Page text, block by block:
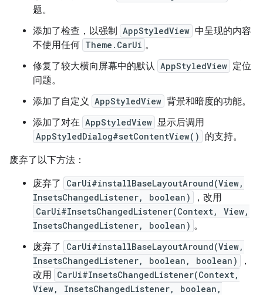
题。
添加了检查，以强制 AppStyledView 中呈现的内容
不使用任何 Theme.CarUi 。
修复了较大横向屏幕中的默认 AppStyledView 定位
问题。
添加了自定义 AppStyledView 背景和暗度的功能。
添加了对在 AppStyledView 显示后调用
AppStyledDialog#setContentView()
的支持。
废弃了以下方法：
废弃了
CarUi#installBaseLayoutAround(View,
InsetsChangedListener, boolean)
，改用
CarUi#InsetsChangedListener(Context, View,
InsetsChangedListener, boolean) 。
废弃了
CarUi#installBaseLayoutAround(View,
InsetsChangedListener, boolean, boolean)
，
改用 CarUi#InsetsChangedListener(Context,
View, InsetsChangedListener, boolean,